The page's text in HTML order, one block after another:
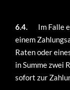
6.4. Im Falle
einem
Raten oder
in Summe zwei
sofort zur